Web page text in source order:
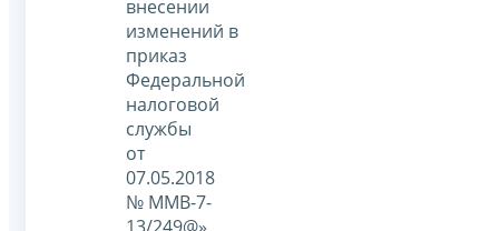
внесении
изменений в
приказ
Федеральной
налоговой
службы
от
07.05.2018
№ ММВ-7-
13/249@»